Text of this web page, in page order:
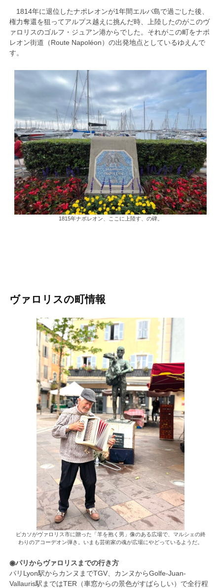
1814年に退位したナポレオンが1年間エルバ島で過ごした後、
権力奪還を狙ってアルプス越えに挑んだ時、上陸したのがこのヴ
ァロリスのゴルフ・ジュアン港からでした。それがこの町をナポ
レオン街道（Route Napoléon）の出発地点としているゆえんで
す。
1815年ナポレオン、ここに上陸す、の碑。
ヴァロリスの町情報
ピカソがヴァロリス市に贈った「羊を抱く男」像のある広場で、マルシェの終
わりのアコーデオン弾き。いまも芸術家の魂が広場にやどっているようだ。
◉パリからヴァロリスまでの行き方
パリLyon駅からカンヌまでTGV、カンヌからGolfe-Juan-
Vallauris駅まではTER（車窓からの景色がすばらしい）で全行程